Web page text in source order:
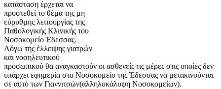
κατάσταση έρχεται να
προστεθεί το θέμα της μη
εύρυθμης λειτουργίας της
Παθολογικής Κλινικής του
Νοσοκομείο Έδεσσας.
Λόγω της έλλειψης γιατρών
και νοσηλευτικού
προσωπικού θα αναγκαστούν οι ασθενείς τις μέρες στις οποίες δεν
υπάρχει εφημερία στο Νοσοκομείο της Έδεσσας να μετακινούνται
σε αυτό των Γιαννιτσών(αλληλοκάλυψη Νοσοκομείων).